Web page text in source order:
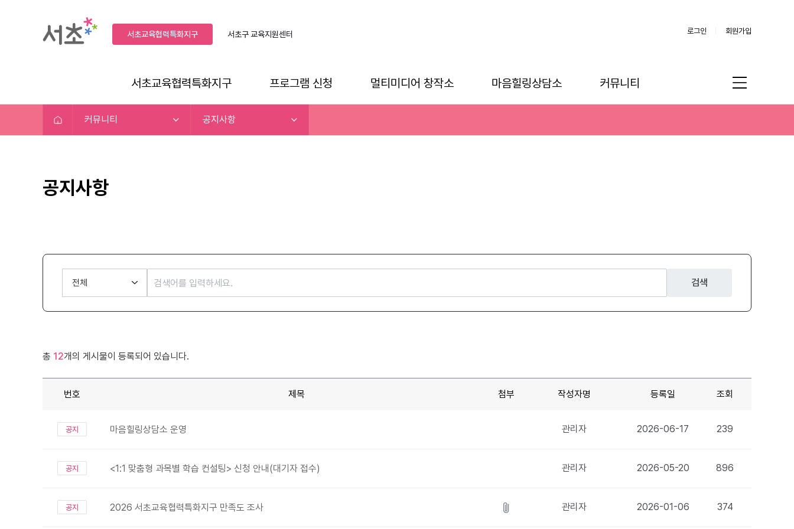
서초교육협력특화지구 서초구교육지원센터 로그인 회원가입
서초교육협력특화지구 프로그램 신청 멀티미디어 창작소 마음힐링상담소 커뮤니티
커뮤니티 공지사항
공지사항
검색
총 12개의 게시물이 등록되어 있습니다.
번호 제목 첨부 작성자명 등록일 조회
공지 마음힐링상담소 운영 관리자 2026-06-17 239
공지 <1:1 맞춤형 과목별 학습 컨설팅> 신청 안내(대기자 접수) 관리자 2026-05-20 896
공지 2026 서초교육협력특화지구 만족도 조사 관리자 2026-01-06 374